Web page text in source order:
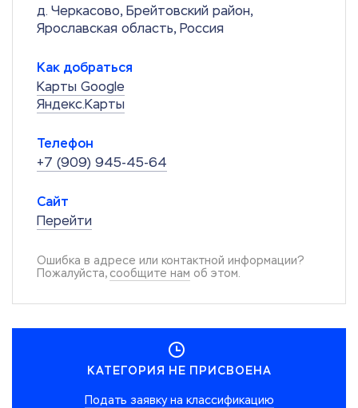
д. Черкасово, Брейтовский район,
Ярославская область, Россия
Как добраться
Карты Google
Яндекс.Карты
Телефон
+7 (909) 945-45-64
Сайт
Перейти
Ошибка в адресе или контактной информации?
Пожалуйста, сообщите нам об этом.
КАТЕГОРИЯ НЕ ПРИСВОЕНА
Подать заявку на классификацию